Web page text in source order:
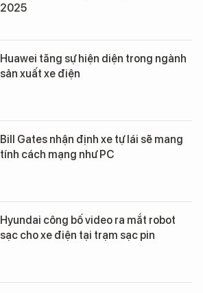
2025
Huawei tăng sự hiện diện trong ngành
sản xuất xe điện
Bill Gates nhận định xe tự lái sẽ mang
tính cách mạng như PC
Hyundai công bố video ra mắt robot
sạc cho xe điện tại trạm sạc pin